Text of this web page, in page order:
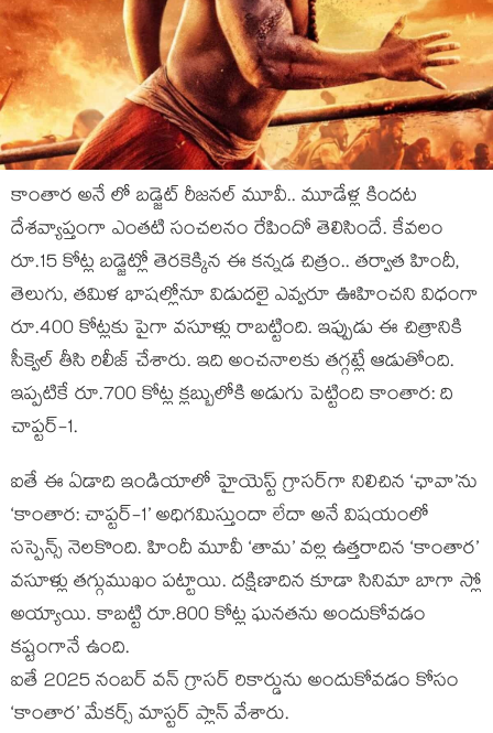
కాంతార అనే లో బడ్జెట్ రీజనల్ మూవీ.. మూడేళ్ల కిందట
దేశవ్యాప్తంగా ఎంతటి సంచలనం రేపిందో తెలిసిందే. కేవలం
రూ.15 కోట్ల బడ్జెట్లో తెరకెక్కిన ఈ కన్నడ చిత్రం.. తర్వాత హిందీ,
తెలుగు, తమిళ భాషల్లోనూ విడుదలై ఎవ్వరూ ఊహించని విధంగా
రూ.400 కోట్లకు పైగా వసూళ్లు రాబట్టింది. ఇప్పుడు ఈ చిత్రానికి
సీక్వెల్ తీసి రిలీజ్ చేశారు. ఇది అంచనాలకు తగ్గట్లే ఆడుతోంది.
ఇప్పటికే రూ.700 కోట్ల క్లబ్బులోకి అడుగు పెట్టింది కాంతార: ది
చాప్టర్-1.
ఐతే ఈ ఏడాది ఇండియాలో హైయెస్ట్ గ్రాసర్‌గా నిలిచిన ‘ఛావా’ను
‘కాంతార: చాప్టర్-1’ అధిగమిస్తుందా లేదా అనే విషయంలో
సస్పెన్స్ నెలకొంది. హిందీ మూవీ ‘తామ’ వల్ల ఉత్తరాదిన ‘కాంతార’
వసూళ్లు తగ్గుముఖం పట్టాయి. దక్షిణాదిన కూడా సినిమా బాగా స్లో
అయ్యాయి. కాబట్టి రూ.800 కోట్ల ఘనతను అందుకోవడం
కష్టంగానే ఉంది.
ఐతే 2025 నంబర్ వన్ గ్రాసర్ రికార్డును అందుకోవడం కోసం
‘కాంతార’ మేకర్స్ మాస్టర్ ప్లాన్ వేశారు.